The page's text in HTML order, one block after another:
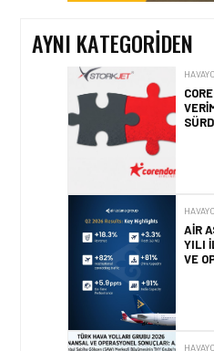
AYNI KATEGORIDEN
YILI
VE